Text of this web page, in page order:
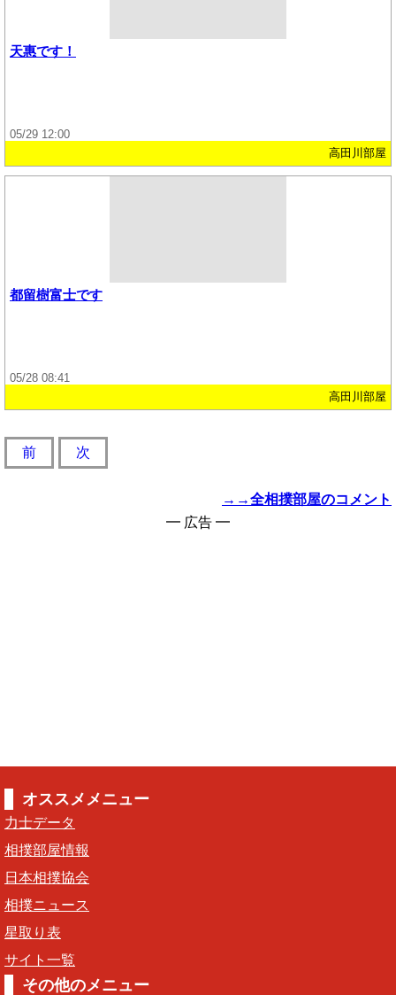
天惠です！
05/29 12:00
高田川部屋
都留樹富士です
05/28 08:41
高田川部屋
前 次
→→全相撲部屋のコメント
━ 広告 ━
オススメメニュー
力士データ
相撲部屋情報
日本相撲協会
相撲ニュース
星取り表
サイト一覧
その他のメニュー